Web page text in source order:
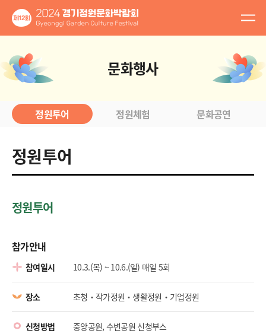
문화행사
정원투어 정원체험 문화공연
정원투어
정원투어
참가안내
참여일시 10.3.(목) ~ 10.6.(일) 매일 5회
장소 초청‧작가정원‧생활정원‧기업정원
신청방법 중앙공원, 수변공원 신청부스